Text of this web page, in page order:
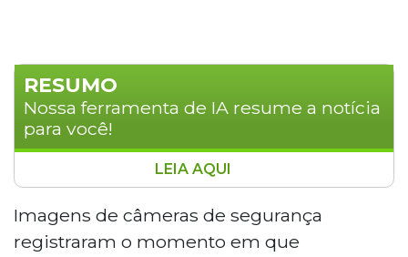
RESUMO
Nossa ferramenta de IA resume a notícia
para você!
Guilherme Soares Gomes Oliveira, de 24
anos, foi executado na noite de sábado
(13) no Jardim Leblon, em Campo Grande.
LEIA AQUI
Imagens de câmeras de segurança
registraram o momento em que